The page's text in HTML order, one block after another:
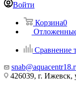
Войти
Корзина0
Сравнение
426039, г. Ижевск,